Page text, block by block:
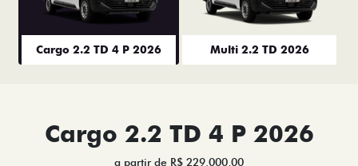
Cargo 2.2 TD 4 P 2026 Multi 2.2 TD 2026
Cargo 2.2 TD 4 P 2026
a partir de R$ 229.000,00